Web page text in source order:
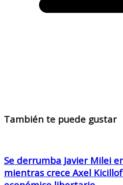
También te puede gustar
Se derrumba Javier Milei
mientras crece Axel